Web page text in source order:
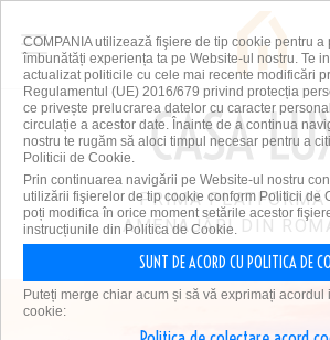
PRIMA PLATFORMĂ
AMENAJĂRI DIN
COMPANIA utilizează fişiere de tip cookie pentru a
îmbunătăți experiența ta pe Website-ul nostru. Te
actualizat politicile cu cele mai recente modificări
Regulamentul (UE) 2016/679 privind protecția
ce privește prelucrarea datelor cu caracter
circulație a acestor date. Înainte de a continua
nostru te rugăm să aloci timpul necesar pentru a
Politicii de Cookie.
Prin continuarea navigării pe Website-ul nostru
utilizării fişierelor de tip cookie conform Politicii de
poți modifica în orice moment setările acestor
instrucțiunile din Politica de Cookie.
SUNT DE ACORD CU POLITICA DE
Puteți merge chiar acum și să vă exprimați
cookie: